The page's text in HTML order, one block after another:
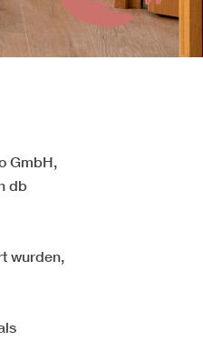
GmbH,
db
wurden,